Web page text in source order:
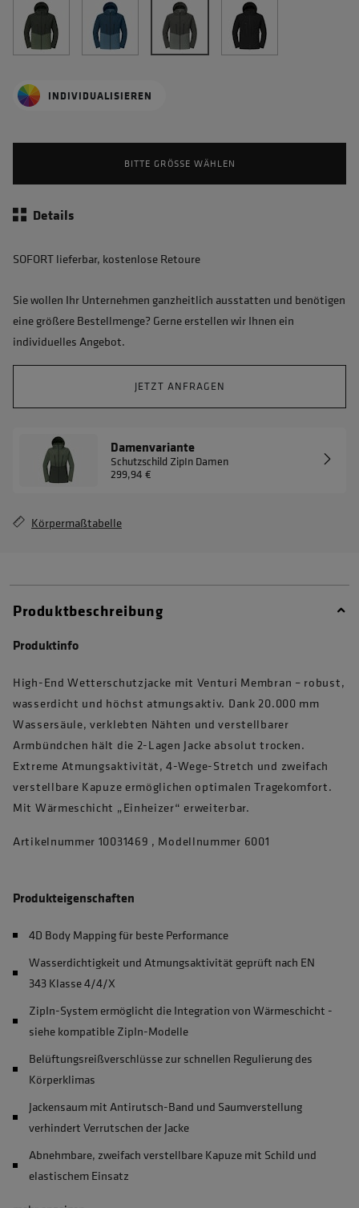
INDIVIDUALISIEREN
BITTE GRÖSSE WÄHLEN
Details
SOFORT lieferbar, kostenlose Retoure
Sie wollen Ihr Unternehmen ganzheitlich ausstatten und benötigen
eine größere Bestellmenge? Gerne erstellen wir Ihnen ein
individuelles Angebot.
JETZT ANFRAGEN
Damenvariante
Schutzschild ZipIn Damen
299,94 €
Körpermaßtabelle
Produktbeschreibung
Produktinfo
High-End Wetterschutzjacke mit Venturi Membran – robust,
wasserdicht und höchst atmungsaktiv. Dank 20.000 mm
Wassersäule, verklebten Nähten und verstellbarer
Armbündchen hält die 2-Lagen Jacke absolut trocken.
Extreme Atmungsaktivität, 4-Wege-Stretch und zweifach
verstellbare Kapuze ermöglichen optimalen Tragekomfort.
Mit Wärmeschicht „Einheizer“ erweiterbar.
Artikelnummer 10031469 , Modellnummer 6001
Produkteigenschaften
4D Body Mapping für beste Performance
Wasserdichtigkeit und Atmungsaktivität geprüft nach EN
343 Klasse 4/4/X
ZipIn-System ermöglicht die Integration von Wärmeschicht -
siehe kompatible ZipIn-Modelle
Belüftungsreißverschlüsse zur schnellen Regulierung des
Körperklimas
Jackensaum mit Antirutsch-Band und Saumverstellung
verhindert Verrutschen der Jacke
Abnehmbare, zweifach verstellbare Kapuze mit Schild und
elastischem Einsatz